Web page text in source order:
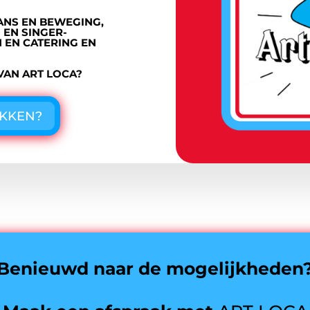
EN BEWEGING,
SINGER-
CATERING EN
ART LOCA?
naar de